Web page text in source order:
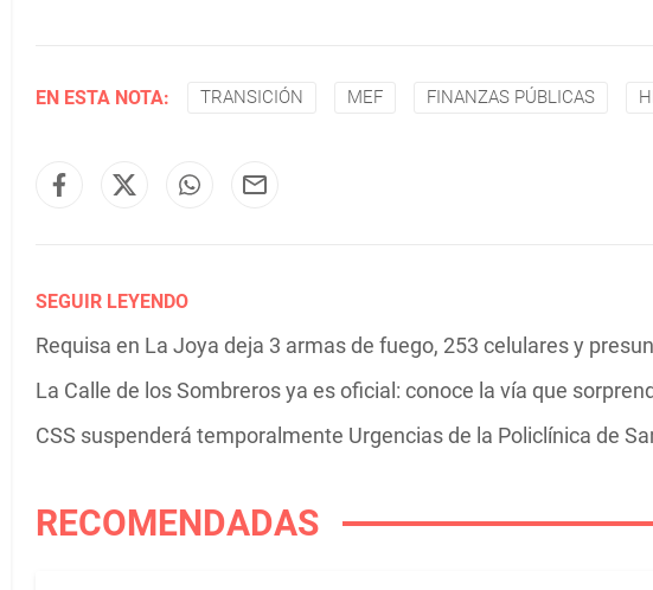
EN ESTA NOTA: TRANSICIÓN MEF FINANZAS PÚBLICAS
SEGUIR LEYENDO
Requisa en La Joya deja 3 armas de fuego, 253 celulares y
La Calle de los Sombreros ya es oficial: conoce la vía que
CSS suspenderá temporalmente Urgencias de la Policlínica de
RECOMENDADAS